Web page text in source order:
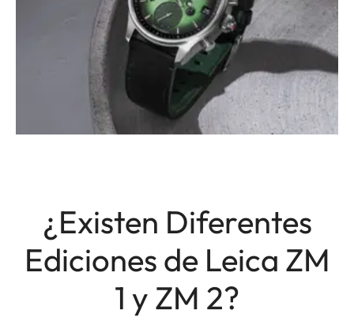
¿Existen Diferentes
Ediciones de Leica ZM
1 y ZM 2?